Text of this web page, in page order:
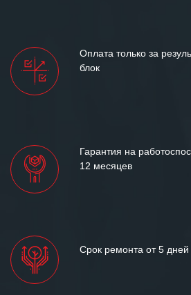
Оплата только за
блок
Гарантия на
12 месяцев
Срок ремонта от 5 дней